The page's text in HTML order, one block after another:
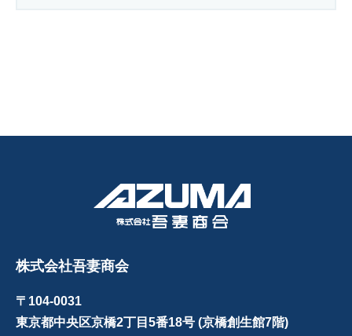
株式会社吾妻商会
〒104-0031
東京都中央区京橋2丁目5番18号 (京橋創生館7階)